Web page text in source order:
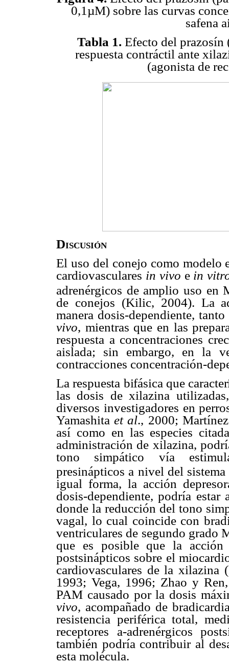
0,1µM) sobre las curvas
safena
Tabla 1. Efecto del
respuesta contráctil ante
(agonista de
Discusión
El uso del conejo como modelo
cardiovasculares in vivo e in
adrenérgicos de amplio uso en
de conejos (Kilic, 2004). La
manera dosis-dependiente,
vivo, mientras que en las
respuesta a concentraciones
aislada; sin embargo, en la
contracciones concentración-
La respuesta bifásica que
las dosis de xilazina
diversos investigadores en
Yamashitaet al., 2000;
así como en las especies
administración de xilazina,
tono simpático vía
presinápticos a nivel del
igual forma, la acción
dosis-dependiente, podría estar
donde la reducción del tono
vagal, lo cual coincide con
ventriculares de segundo grado
que es posible que la
postsinápticos sobre el
cardiovasculares de la
1993; Vega, 1996; Zhao y
PAM causado por la dosis
vivo, acompañado de
resistencia periférica total,
receptores a-adrenérgicos
también podría contribuir al
esta molécula.